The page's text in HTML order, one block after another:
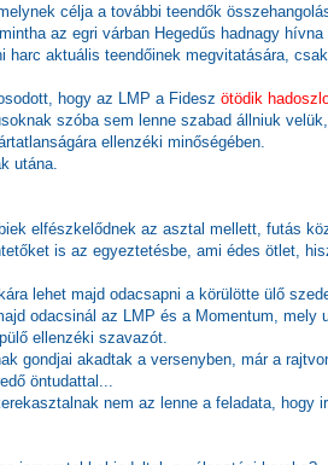
célja a további teendők
az egri várban Hegedűs hadnagy
harc aktuális teendőinek megvitatására,
hogy az LMP a Fidesz ötödik
szóba sem lenne szabad állniuk
ellenzéki minőségében.
utána.
elfészkelődnek az asztal mellett, futás
is az egyeztetésbe, ami édes ötlet,
lehet majd odacsapni a körülötte ülő
odacsinál az LMP és a Momentum, mely
ellenzéki szavazót.
gondjai akadtak a versenyben, már a
öntudattal...
nem az lenne a feladata, hogy